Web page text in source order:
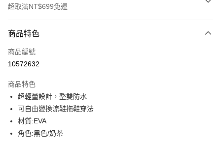
超取滿NT$699免運
信用卡一次付款
超商取貨付款
Apple Pay
街口支付
悠遊付
商品特色
商品編號
10572632
商品特色
超輕量設計，整雙防水
可自由變換涼鞋拖鞋穿法
材質:EVA
角色:黑色/奶茶